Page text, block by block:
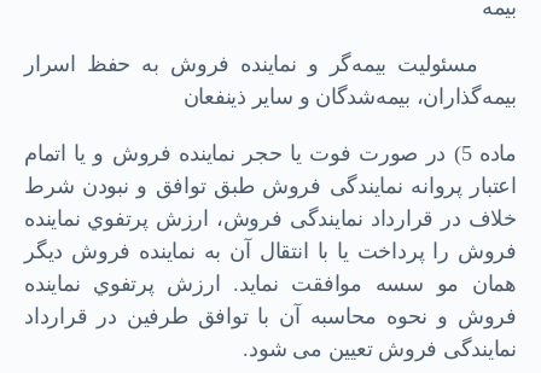
بیمه
ﻣﺴﺌﻮﻟﯿﺖ ﺑﯿﻤﻪﮔﺮ و ﻧﻤﺎﯾﻨﺪه ﻓﺮوش ﺑﻪ ﺣﻔﻆ اﺳﺮار
ﺑﯿﻤﻪﮔﺬاران، ﺑﯿﻤﻪﺷﺪﮔﺎن و ﺳﺎﯾﺮ ذﯾﻨﻔﻌﺎن
ﻣﺎده 5) در ﺻﻮرت ﻓﻮت ﯾﺎ ﺣﺠﺮ ﻧﻤﺎﯾﻨﺪه ﻓﺮوش و ﯾﺎ اﺗﻤﺎم
اﻋﺘﺒﺎر ﭘﺮواﻧﻪ ﻧﻤﺎﯾﻨﺪﮔﯽ ﻓﺮوش ﻃﺒﻖ ﺗﻮاﻓﻖ و ﻧﺒﻮدن ﺷﺮط
ﺧﻼف در ﻗﺮارداد ﻧﻤﺎﯾﻨﺪﮔﯽ ﻓﺮوش، ارزش ﭘﺮﺗﻔﻮي ﻧﻤﺎﯾﻨﺪه
ﻓﺮوش را ﭘﺮداﺧﺖ ﯾﺎ ﺑﺎ اﻧﺘﻘﺎل آن ﺑﻪ ﻧﻤﺎﯾﻨﺪه ﻓﺮوش دﯾﮕﺮ
ﻫﻤﺎن ﻣﻮ ﺳﺴﻪ ﻣﻮاﻓﻘﺖ ﻧﻤﺎﯾﺪ. ارزش ﭘﺮﺗﻔﻮي ﻧﻤﺎﯾﻨﺪه
ﻓﺮوش و ﻧﺤﻮه ﻣﺤﺎﺳﺒﻪ آن ﺑﺎ ﺗﻮاﻓﻖ ﻃﺮﻓﯿﻦ در ﻗﺮارداد
ﻧﻤﺎﯾﻨﺪﮔﯽ ﻓﺮوش ﺗﻌﯿﯿﻦ ﻣﯽ ﺷﻮد.